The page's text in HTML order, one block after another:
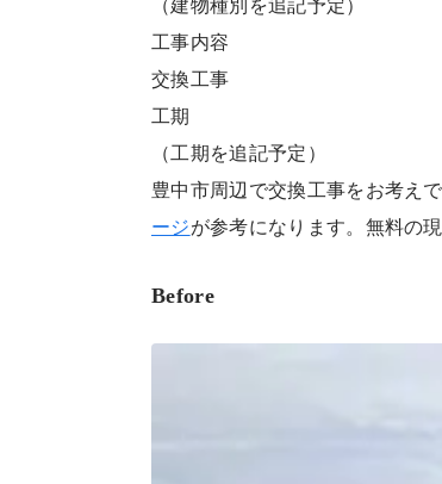
（建物種別を追記予定）
工事内容
交換工事
工期
（工期を追記予定）
豊中市周辺で交換工事をお考え
ージが参考になります。無料の
Before